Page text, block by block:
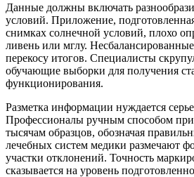
Данные должны включать
условий. Приложение,
снимках солнечной условий, плохо
ливень или мглу.
перекосу итогов. Специалисты
обучающие выборки для получения
функционирования.
Разметка информации нуждается
Профессионалы ручным способом
тысячам образцов, обозначая
лечебных систем медики размечают
участки отклонений. Точность
сказывается на уровень